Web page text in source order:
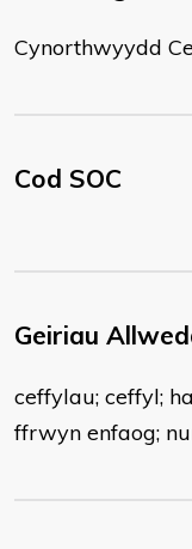
Cynorthwyydd
Cod SOC
Geiriau
ceffylau; ceffyl;
ffrwyn enfaog;